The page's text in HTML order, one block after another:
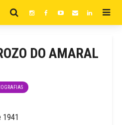
DO AMARAL
1941